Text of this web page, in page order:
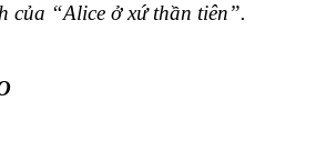
của “Alice ở xứ thần tiên”.